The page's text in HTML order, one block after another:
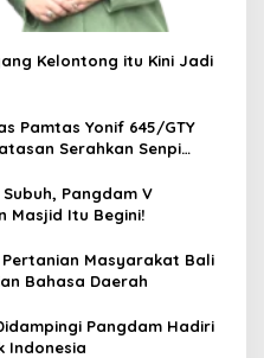
Kelontong itu Kini Jadi
Pamtas Yonif 645/GTY
Serahkan Senpi
Pangdam V
Masjid Itu Begini!
Pertanian Masyarakat Bali
Bahasa Daerah
Pangdam Hadiri
Indonesia